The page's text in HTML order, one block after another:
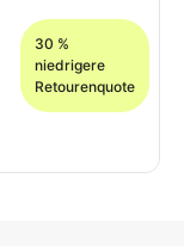
30 %
niedrigere
Retourenquote